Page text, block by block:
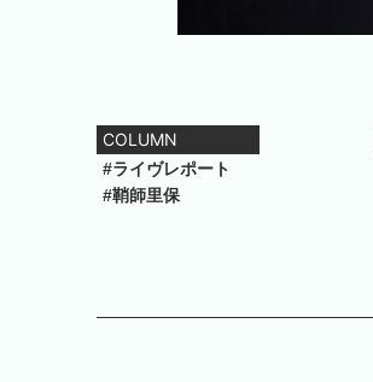
COLUMN
#ライヴレポート
#鞘師里保